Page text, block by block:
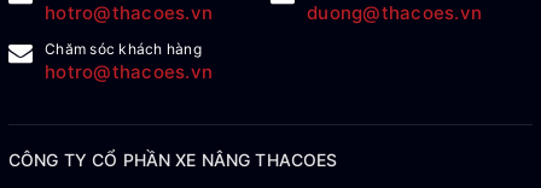
hotro@thacoes.vn duong@thacoes.vn
Chăm sóc khách hàng
hotro@thacoes.vn
CÔNG TY CỔ PHẦN XE NÂNG THACOES